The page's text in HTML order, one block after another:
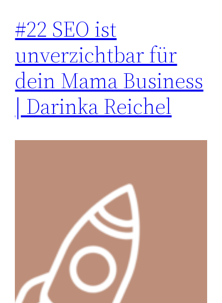
#22 SEO ist
unverzichtbar für
dein Mama Business
| Darinka Reichel